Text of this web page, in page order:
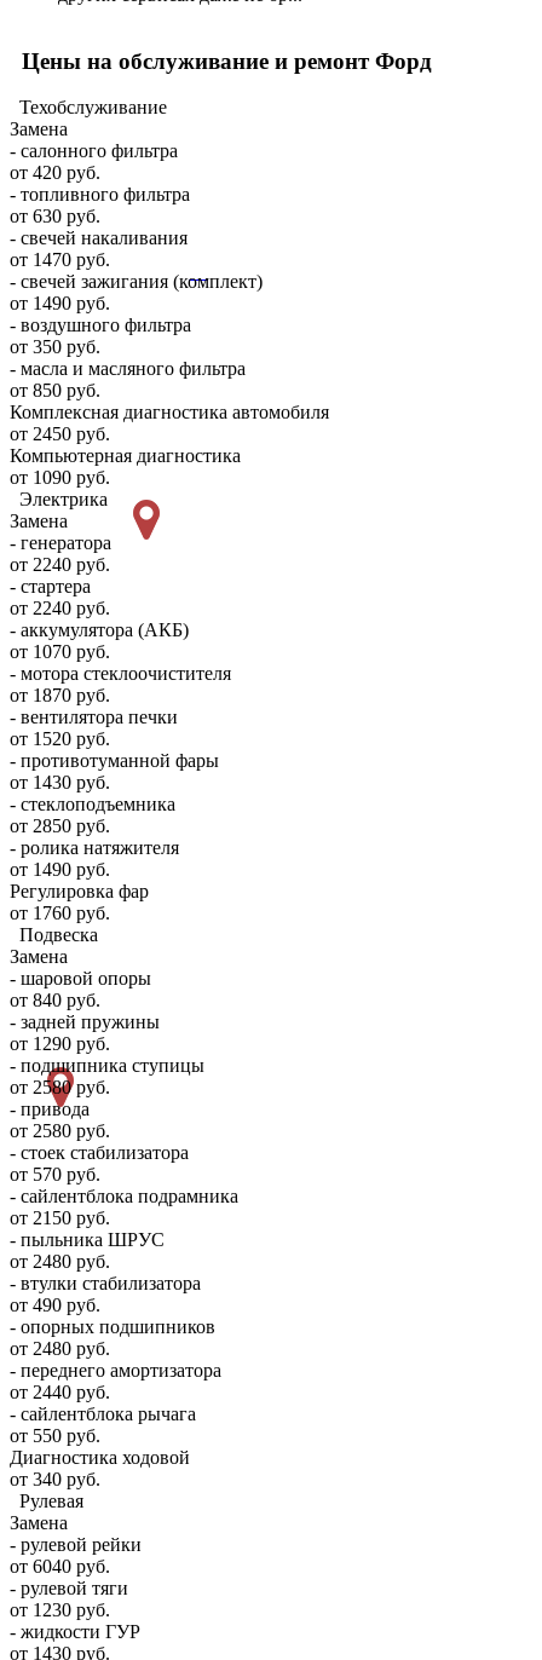
Цены на обслуживание и ремонт Форд
Техобслуживание
Замена
- салонного фильтра
от 420 руб.
- топливного фильтра
от 630 руб.
- свечей накаливания
от 1470 руб.
- свечей зажигания (комплект)
от 1490 руб.
- воздушного фильтра
от 350 руб.
- масла и масляного фильтра
от 850 руб.
Комплексная диагностика автомобиля
от 2450 руб.
Компьютерная диагностика
от 1090 руб.
Электрика
Замена
- генератора
от 2240 руб.
- стартера
от 2240 руб.
- аккумулятора (АКБ)
от 1070 руб.
- мотора стеклоочистителя
от 1870 руб.
- вентилятора печки
от 1520 руб.
- противотуманной фары
от 1430 руб.
- стеклоподъемника
от 2850 руб.
- ролика натяжителя
от 1490 руб.
Регулировка фар
от 1760 руб.
Подвеска
Замена
- шаровой опоры
от 840 руб.
- задней пружины
от 1290 руб.
- подшипника ступицы
от 2580 руб.
- привода
от 2580 руб.
- стоек стабилизатора
от 570 руб.
- сайлентблока подрамника
от 2150 руб.
- пыльника ШРУС
от 2480 руб.
- втулки стабилизатора
от 490 руб.
- опорных подшипников
от 2480 руб.
- переднего амортизатора
от 2440 руб.
- сайлентблока рычага
от 550 руб.
Диагностика ходовой
от 340 руб.
Рулевая
Замена
- рулевой рейки
от 6040 руб.
- рулевой тяги
от 1230 руб.
- жидкости ГУР
от 1430 руб.